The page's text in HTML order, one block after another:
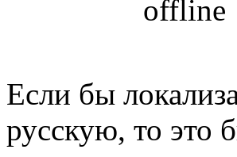
Если бы
русскую, то это